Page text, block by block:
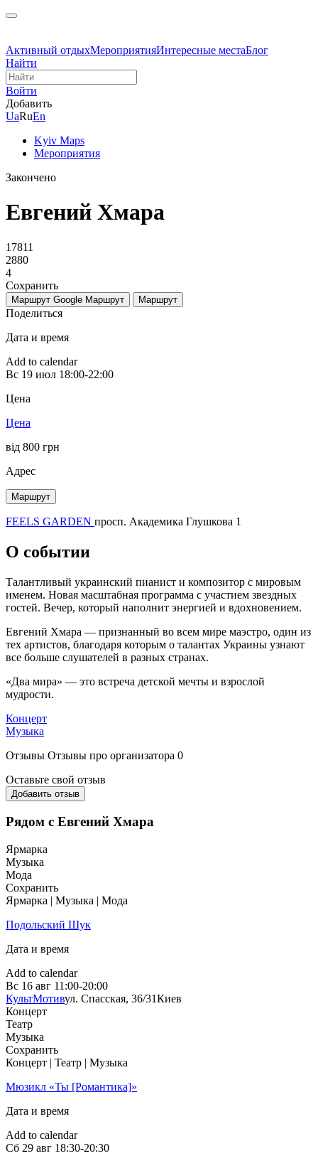
Активный отдыхМероприятияИнтересные местаБлог
Найти
Войти
Добавить
UaRuEn
Kyiv Maps
Мероприятия
Закончено
Евгений Хмара
17811
2880
4
Сохранить
Маршрут Google Маршрут Маршрут
Поделиться
Дата и время
Add to calendar
Вс 19 июл 18:00-22:00
Цена
Цена
від 800 грн
Адрес
Маршрут
FEELS GARDEN просп. Академика Глушкова 1
О событии
Талантливый украинский пианист и композитор с мировым
именем. Новая масштабная программа с участием звездных
гостей. Вечер, который наполнит энергией и вдохновением.
Евгений Хмара — признанный во всем мире маэстро, один из
тех артистов, благодаря которым о талантах Украины узнают
все больше слушателей в разных странах.
«Два мира» — это встреча детской мечты и взрослой
мудрости.
Концерт
Музыка
Отзывы Отзывы про организатора 0
Оставьте свой отзыв
Добавить отзыв
Рядом с Евгений Хмара
Ярмарка
Музыка
Мода
Сохранить
Ярмарка | Музыка | Мода
Подольский Шук
Дата и время
Add to calendar
Вс 16 авг 11:00-20:00
КультМотивул. Спасская, 36/31Киев
Концерт
Театр
Музыка
Сохранить
Концерт | Театр | Музыка
Мюзикл «Ты [Романтика]»
Дата и время
Add to calendar
Сб 29 авг 18:30-20:30